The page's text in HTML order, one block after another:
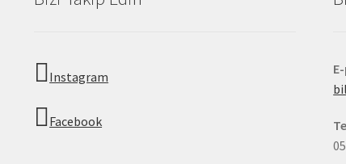
Instagram
Facebook